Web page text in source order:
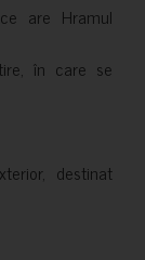
are Hramul
în care se
destinat